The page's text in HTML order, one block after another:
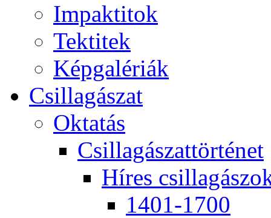
Imp­ak­ti­tok
Tek­ti­tek
Kép­ga­lé­ri­ák
Csil­la­gá­szat
Ok­ta­tás
Csil­la­gá­szat­tör­té­net
Hí­res
1401-1700